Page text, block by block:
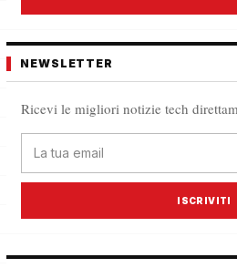
NEWSLETTER
Ricevi le migliori notizie tech
ISCRIVITI